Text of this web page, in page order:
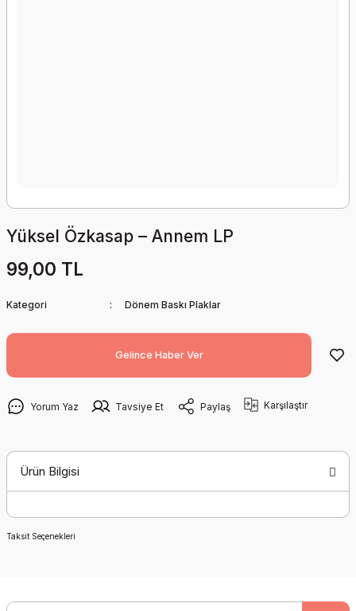
Yüksel Özkasap – Annem LP
99,00 TL
Kategori Dönem Baskı Plaklar
Gelince Haber Ver
Yorum Yaz Tavsiye Et Paylaş Karşılaştır
Ürün Bilgisi
Taksit Seçenekleri